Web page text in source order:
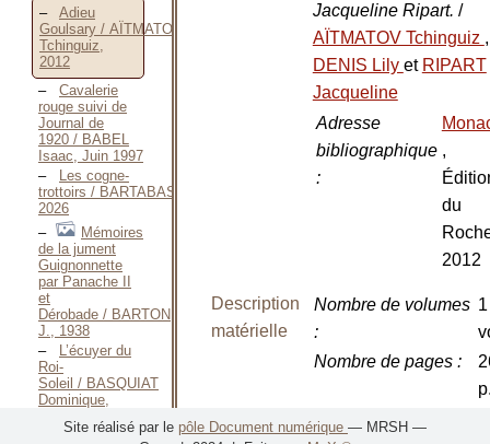
Adieu
Goulsary / AÏTMATOV
Tchinguiz,
2012
Cavalerie
rouge suivi de
Journal de
1920 / BABEL
Isaac, Juin 1997
Les cogne-
trottoirs / BARTABAS,
2026
Mémoires
de la jument
Guignonnette
par Panache II
et
Dérobade / BARTON
J., 1938
L’écuyer du
Roi-
Soleil / BASQUIAT
Dominique,
L’exilé de
Jacqueline Ripart. /
AÏTMATOV Tchinguiz ,
DENIS Lily et RIPART
Jacqueline
Adresse
bibliographique
:
,
du
2012
Description
matérielle
Nombre de volumes
:
1
Nombre de pages:
Dimensions:
Site réalisé par le pôle Document numérique — MRSH —